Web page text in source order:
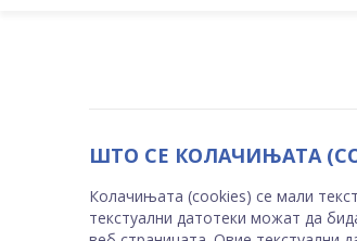
ШТО СЕ КОЛАЧИЊАТА
Колачињата (cookies) се мали
текстуални датотеки можат да